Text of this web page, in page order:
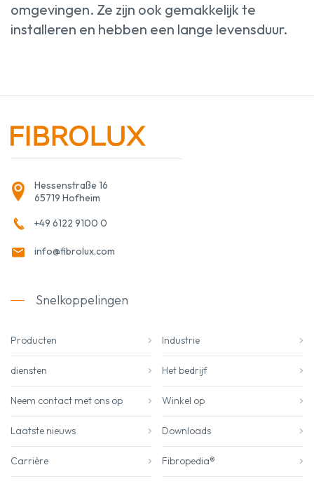
omgevingen. Ze zijn ook gemakkelijk te
installeren en hebben een lange levensduur.
Hessenstraße 16
65719 Hofheim
+49 6122 9100 0
info@fibrolux.com
Snelkoppelingen
Producten Industrie
diensten Het bedrijf
Neem contact met ons op Winkel op
Laatste nieuws Downloads
Carrière Fibropedia®